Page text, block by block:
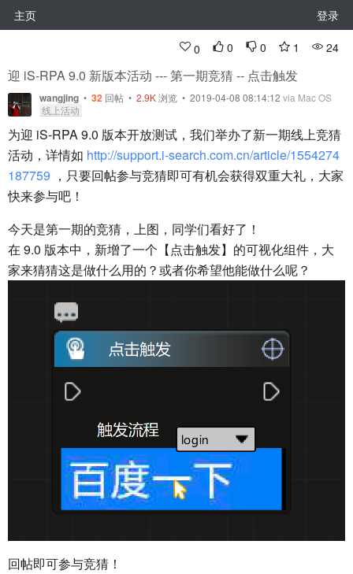
主页 登录
0 0 0 1 24
迎 iS-RPA 9.0 新版本活动 --- 第一期竞猜 -- 点击触发
wangjing • 32 回帖 • 2.9K浏览 • 2019-04-08 08:14:12 via Mac OS
线上活动
为迎 iS-RPA 9.0 版本开放测试，我们举办了新一期线上竞猜
活动，详情如 http://support.i-search.com.cn/article/1554274
187759 ，只要回帖参与竞猜即可有机会获得双重大礼，大家
快来参与吧！
今天是第一期的竞猜，上图，同学们看好了！
在 9.0 版本中，新增了一个【点击触发】的可视化组件，大
家来猜猜这是做什么用的？或者你希望他能做什么呢？
回帖即可参与竞猜！